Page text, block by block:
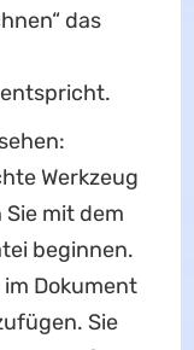
das
Werkzeug
mit dem
beginnen.
im Dokument
Sie